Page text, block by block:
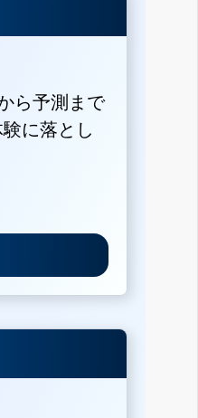
ら予測まで
に落とし